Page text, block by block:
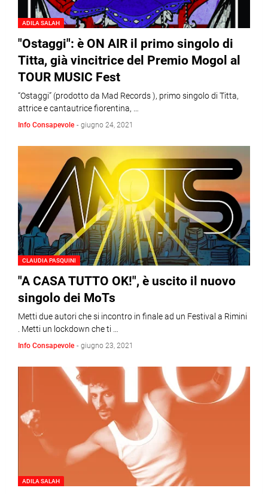
ADILA SALAH
"Ostaggi": è ON AIR il primo singolo di
Titta, già vincitrice del Premio Mogol al
TOUR MUSIC Fest
“Ostaggi” (prodotto da Mad Records ), primo singolo di Titta,
attrice e cantautrice fiorentina, …
Info Consapevole - giugno 24, 2021
CLAUDIA PASQUINI
"A CASA TUTTO OK!", è uscito il nuovo
singolo dei MoTs
Metti due autori che si incontro in finale ad un Festival a Rimini
. Metti un lockdown che ti …
Info Consapevole - giugno 23, 2021
ADILA SALAH